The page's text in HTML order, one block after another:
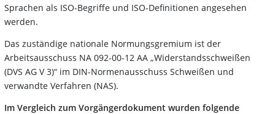
Sprachen als ISO-Begriffe und ISO-Definitionen angesehen
werden.
Das zuständige nationale Normungsgremium ist der
Arbeitsausschuss NA 092-00-12 AA „Widerstandsschweißen
(DVS AG V 3)“ im DIN-Normenausschuss Schweißen und
verwandte Verfahren (NAS).
Im Vergleich zum Vorgängerdokument wurden folgende